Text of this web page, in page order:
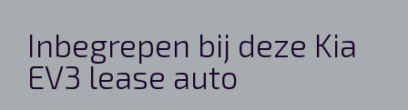
Inbegrepen bij deze Kia
EV3 lease auto